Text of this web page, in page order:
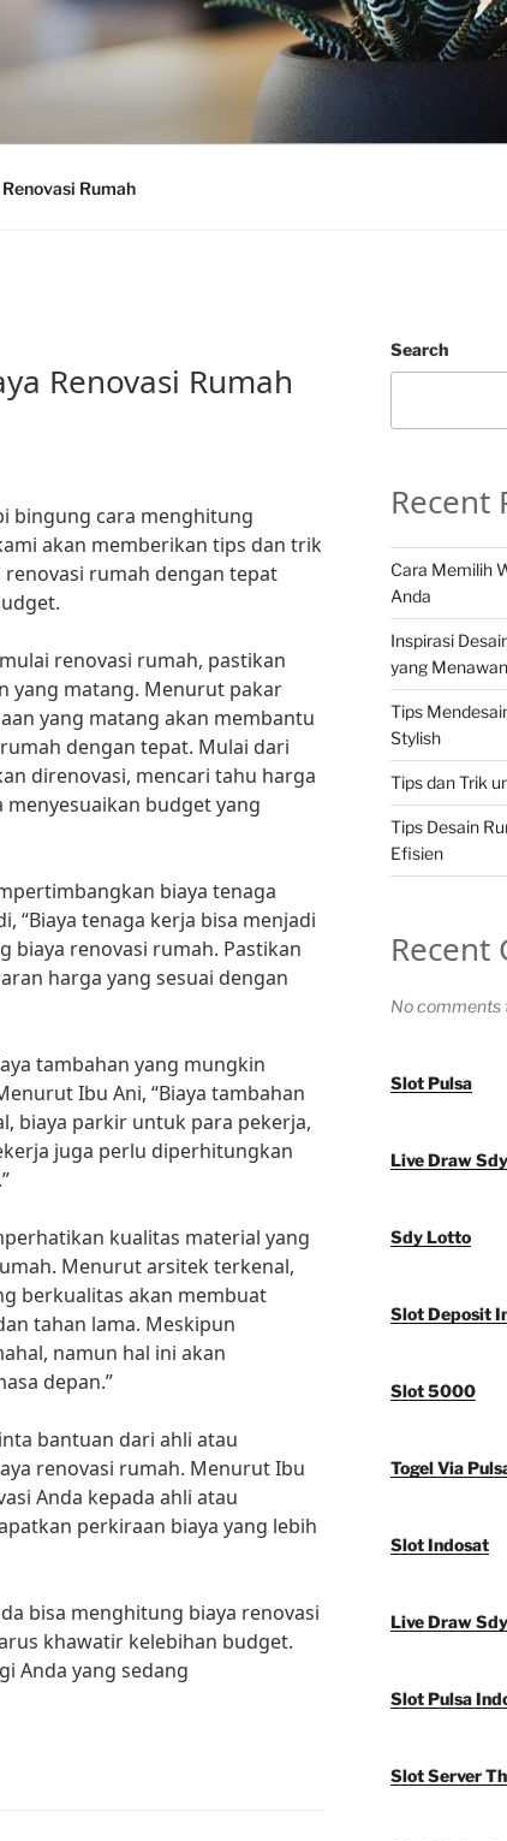
Renovasi Rumah
Renovasi Rumah
bingung cara menghitung
akan memberikan tips dan trik
rumah dengan tepat
renovasi rumah, pastikan
yang matang. Menurut pakar
yang matang akan membantu
dengan tepat. Mulai dari
direnovasi, mencari tahu harga
budget yang
biaya tenaga
“Biaya tenaga kerja bisa menjadi
renovasi rumah. Pastikan
harga yang sesuai dengan
tambahan yang mungkin
Ibu Ani, “Biaya tambahan
biaya parkir untuk para pekerja,
juga perlu diperhitungkan
kualitas material yang
Menurut arsitek terkenal,
berkualitas akan membuat
tahan lama. Meskipun
namun hal ini akan
depan.”
bantuan dari ahli atau
renovasi rumah. Menurut Ibu
Anda kepada ahli atau
perkiraan biaya yang lebih
bisa menghitung biaya renovasi
khawatir kelebihan budget.
Anda yang sedang
Search
Recent
Cara Memilih
Anda
Inspirasi
yang Menawan
Tips
Stylish
Tips dan Trik
Tips Desain
Efisien
Recent
No comments
Slot Pulsa
Live Draw Sdy
Sdy Lotto
Slot Deposit
Slot 5000
Togel Via
Slot Indosat
Live Draw Sdy
Slot Pulsa
Slot Server